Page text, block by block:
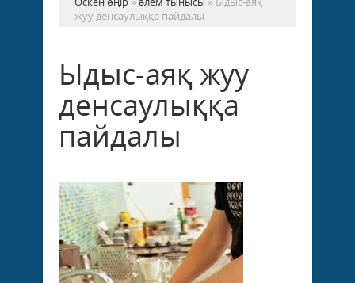
жуу денсаулыққа пайдалы
Ыдыс-аяқ жуу
денсаулыққа
пайдалы